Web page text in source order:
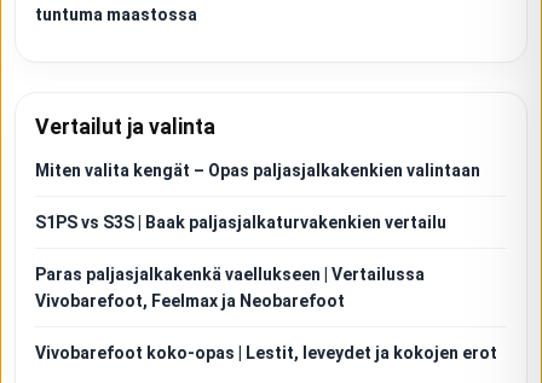
tuntuma maastossa
Vertailut ja valinta
Miten valita kengät – Opas paljasjalkakenkien valintaan
S1PS vs S3S | Baak paljasjalkaturvakenkien vertailu
Paras paljasjalkakenkä vaellukseen | Vertailussa
Vivobarefoot, Feelmax ja Neobarefoot
Vivobarefoot koko-opas | Lestit, leveydet ja kokojen erot